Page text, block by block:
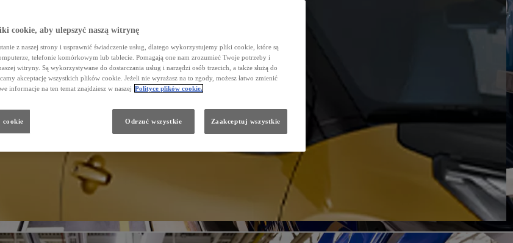
cookie, aby ulepszyć naszą witrynę
z naszej strony i usprawnić świadczenie usług, dlatego wykorzystujemy pliki cookie, które są
telefonie komórkowym lub tablecie. Pomagają one nam zrozumieć Twoje potrzeby i
witryny. Są wykorzystywane do dostarczania usług i narzędzi osób trzecich, a także służą do
akceptację wszystkich plików cookie. Jeżeli nie wyrażasz na to zgody, możesz łatwo zmienić
informacje na ten temat znajdziesz w naszej Polityce plików cookie.
cookie Odrzuć wszystkie Zaakceptuj wszystkie